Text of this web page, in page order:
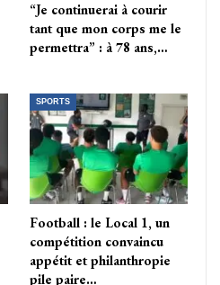
“Je continuerai à courir
tant que mon corps me le
permettra” : à 78 ans,…
SPORTS
Football : le Local 1, un
compétition convaincu
appétit et philanthropie
pile paire…